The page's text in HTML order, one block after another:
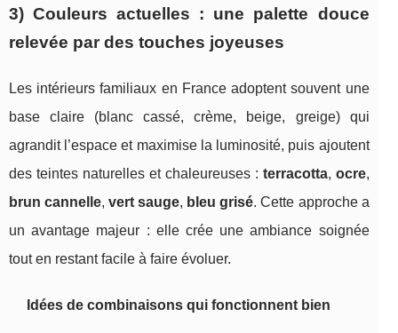
3) Couleurs actuelles : une palette douce
relevée par des touches joyeuses
Les intérieurs familiaux en France adoptent souvent une
base claire (blanc cassé, crème, beige, greige) qui
agrandit l’espace et maximise la luminosité, puis ajoutent
des teintes naturelles et chaleureuses : terracotta, ocre,
brun cannelle,vert sauge, bleu grisé. Cette approche a
un avantage majeur : elle crée une ambiance soignée
tout en restant facile à faire évoluer.
Idées de combinaisons qui fonctionnent bien